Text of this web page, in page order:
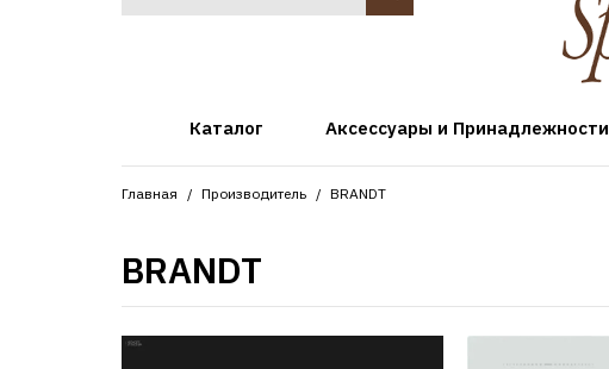
Каталог Аксессуары и Принадлежности
Главная Производитель BRANDT
BRANDT